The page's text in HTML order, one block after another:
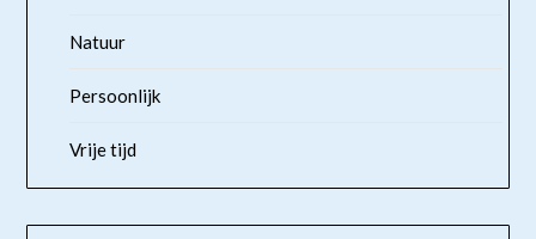
Natuur
Persoonlijk
Vrije tijd